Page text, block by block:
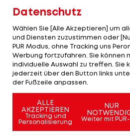
Okotie (9.) drehen das Spiel
Pause machen Sukuta-Pasu
Okotie (44.) alles klar. Der FC
ersten Punkte. Nachdem
in Führung schießt (34.),
Wernitznig (91.) den 2:1-Sieg.
(82.).
Mehr zum Thema
Datenschutz
Wählen Sie [Alle Akzeptieren] um
und Diensten zuzustimmen oder
PUR Modus, ohne Tracking uns
Werbung fortzufahren. Sie können
individuelle Auswahl zu treffen. Sie
jederzeit über den Button links
der Fußzeile anpassen.
ALLE
AKZEPTIEREN
Tracking und
Personalisierung
NUR
Weiter mit